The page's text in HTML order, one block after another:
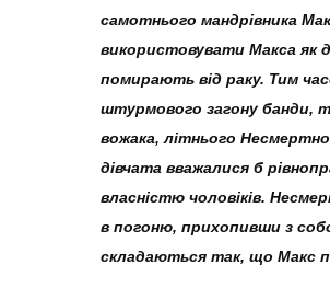
самотнього мандрівника
використовувати Макса як
помирають від раку. Тим
штурмового загону банди,
вожака, літнього
дівчата вважалися б
власністю чоловіків.
в погоню, прихопивши з
складаються так, що Макс